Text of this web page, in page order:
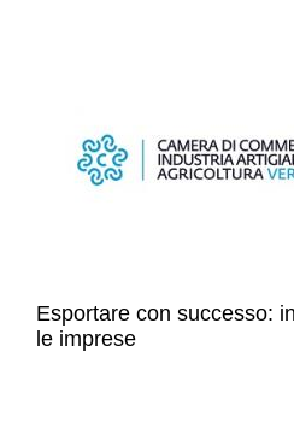
Esportare con successo:
le imprese